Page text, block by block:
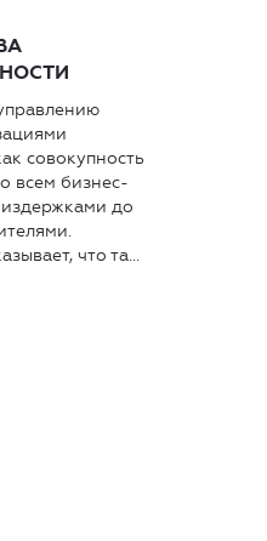
совокупность
всем бизнес-
до
что та...